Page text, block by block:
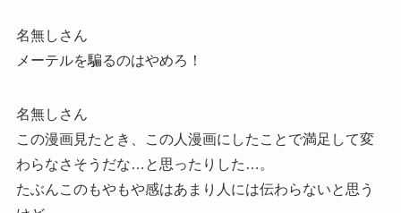
名無しさん
メーテルを騙るのはやめろ！
名無しさん
この漫画見たとき、この人漫画にしたことで満足して変
わらなさそうだな…と思ったりした…。
たぶんこのもやもや感はあまり人には伝わらないと思う